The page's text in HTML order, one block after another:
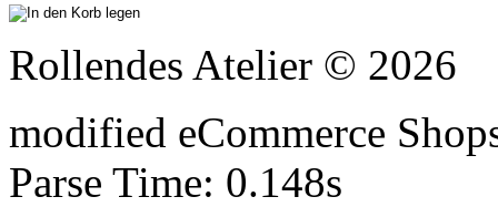
Rollendes Atelier © 2026
modified eCommerce
Parse Time: 0.148s